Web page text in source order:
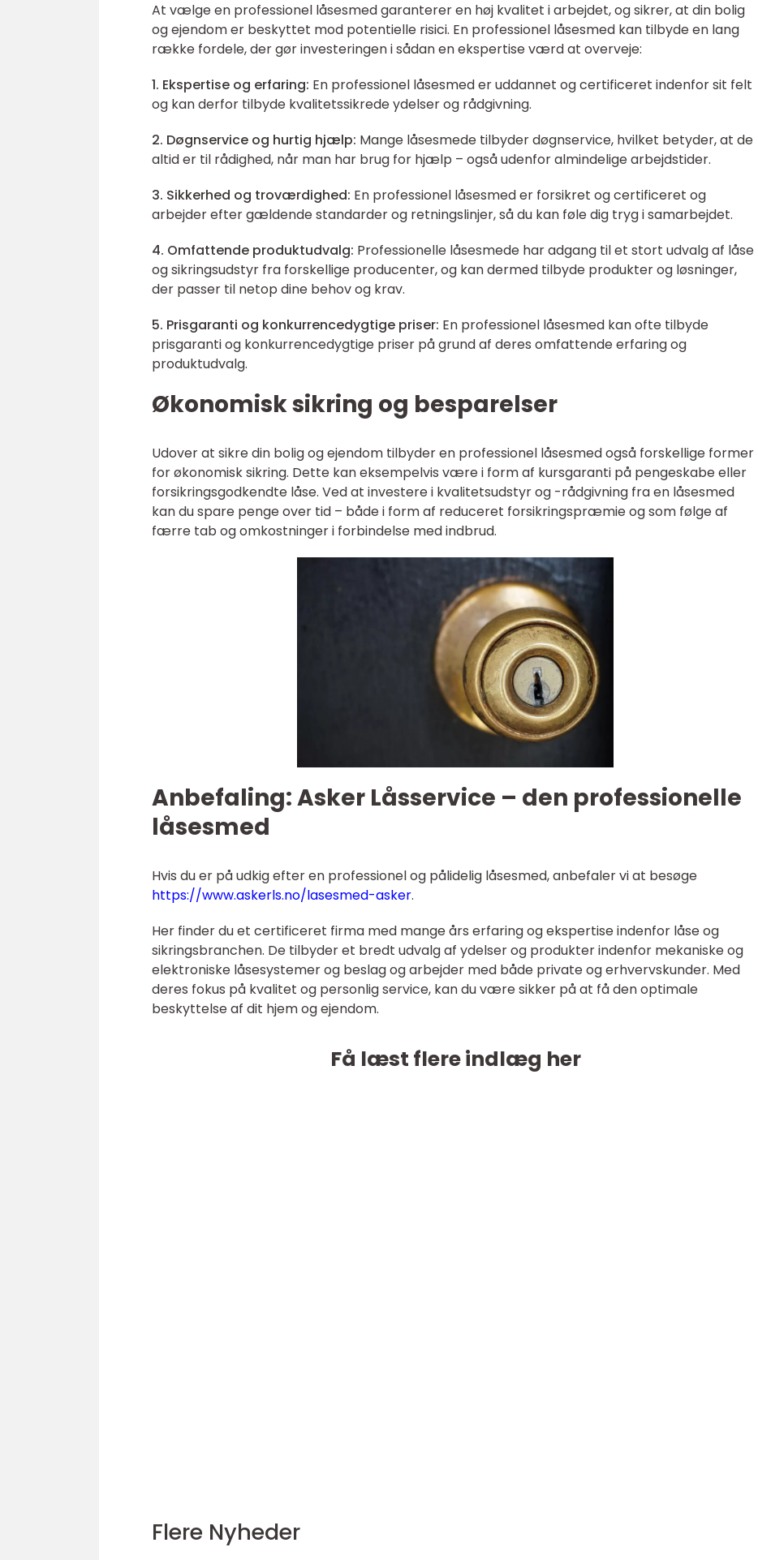
At vælge en professionel låsesmed garanterer en høj kvalitet i arbejdet, og sikrer, at din bolig
og ejendom er beskyttet mod potentielle risici. En professionel låsesmed kan tilbyde en lang
række fordele, der gør investeringen i sådan en ekspertise værd at overveje:
1. Ekspertise og erfaring: En professionel låsesmed er uddannet og certificeret indenfor sit felt
og kan derfor tilbyde kvalitetssikrede ydelser og rådgivning.
2. Døgnservice og hurtig hjælp: Mange låsesmede tilbyder døgnservice, hvilket betyder, at de
altid er til rådighed, når man har brug for hjælp – også udenfor almindelige arbejdstider.
3. Sikkerhed og troværdighed: En professionel låsesmed er forsikret og certificeret og
arbejder efter gældende standarder og retningslinjer, så du kan føle dig tryg i samarbejdet.
4. Omfattende produktudvalg: Professionelle låsesmede har adgang til et stort udvalg af låse
og sikringsudstyr fra forskellige producenter, og kan dermed tilbyde produkter og løsninger,
der passer til netop dine behov og krav.
5. Prisgaranti og konkurrencedygtige priser: En professionel låsesmed kan ofte tilbyde
prisgaranti og konkurrencedygtige priser på grund af deres omfattende erfaring og
produktudvalg.
Økonomisk sikring og besparelser
Udover at sikre din bolig og ejendom tilbyder en professionel låsesmed også forskellige former
for økonomisk sikring. Dette kan eksempelvis være i form af kursgaranti på pengeskabe eller
forsikringsgodkendte låse. Ved at investere i kvalitetsudstyr og -rådgivning fra en låsesmed
kan du spare penge over tid – både i form af reduceret forsikringspræmie og som følge af
færre tab og omkostninger i forbindelse med indbrud.
Anbefaling: Asker Låsservice – den professionelle
låsesmed
Hvis du er på udkig efter en professionel og pålidelig låsesmed, anbefaler vi at besøge
https://www.askerls.no/lasesmed-asker.
Her finder du et certificeret firma med mange års erfaring og ekspertise indenfor låse og
sikringsbranchen. De tilbyder et bredt udvalg af ydelser og produkter indenfor mekaniske og
elektroniske låsesystemer og beslag og arbejder med både private og erhvervskunder. Med
deres fokus på kvalitet og personlig service, kan du være sikker på at få den optimale
beskyttelse af dit hjem og ejendom.
Få læst flere indlæg her
Flere Nyheder